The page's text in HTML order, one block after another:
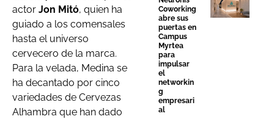
actor Jon Mitó, quien ha
guiado a los comensales
hasta el universo
cervecero de la marca.
Para la velada, Medina se
ha decantado por cinco
variedades de Cervezas
Alhambra que han dado
Coworking
abre sus
puertas en
Campus
Myrtea
para
impulsar
el
networkin
g
empresari
al